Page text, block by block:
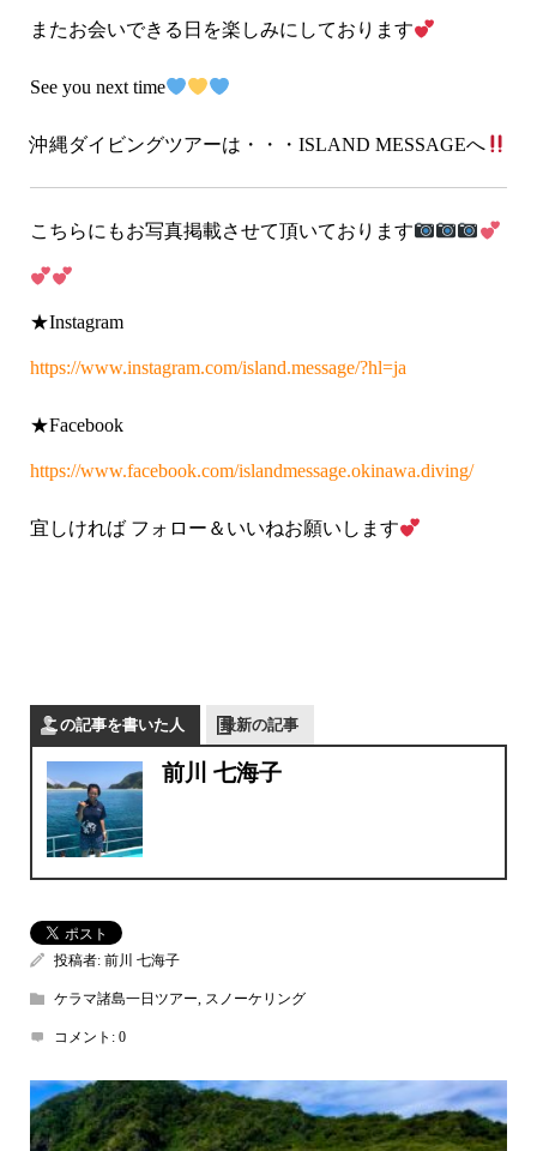
またお会いできる日を楽しみにしております
See you next time
沖縄ダイビングツアーは・・・ISLAND MESSAGEへ
こちらにもお写真掲載させて頂いております
★Instagram
https://www.instagram.com/island.message/?hl=ja
★Facebook
https://www.facebook.com/islandmessage.okinawa.diving/
宜しければ フォロー＆いいねお願いします
この記事を書いた人 最新の記事
前川 七海子
投稿者: 前川 七海子
ケラマ諸島一日ツアー, スノーケリング
コメント: 0